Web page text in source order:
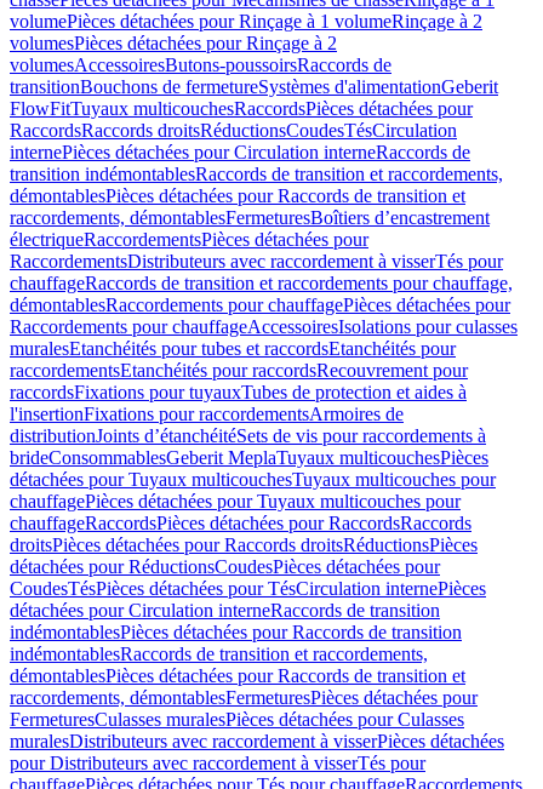
volumePièces détachées pour Rinçage à 1 volumeRinçage à 2
volumesPièces détachées pour Rinçage à 2
volumesAccessoiresButons-poussoirsRaccords de
transitionBouchons de fermetureSystèmes d'alimentationGeberit
FlowFitTuyaux multicouchesRaccordsPièces détachées pour
RaccordsRaccords droitsRéductionsCoudesTésCirculation
internePièces détachées pour Circulation interneRaccords de
transition indémontablesRaccords de transition et raccordements,
démontablesPièces détachées pour Raccords de transition et
raccordements, démontablesFermeturesBoîtiers d’encastrement
électriqueRaccordementsPièces détachées pour
RaccordementsDistributeurs avec raccordement à visserTés pour
chauffageRaccords de transition et raccordements pour chauffage,
démontablesRaccordements pour chauffagePièces détachées pour
Raccordements pour chauffageAccessoiresIsolations pour culasses
muralesEtanchéités pour tubes et raccordsEtanchéités pour
raccordementsEtanchéités pour raccordsRecouvrement pour
raccordsFixations pour tuyauxTubes de protection et aides à
l'insertionFixations pour raccordementsArmoires de
distributionJoints d’étanchéitéSets de vis pour raccordements à
brideConsommablesGeberit MeplaTuyaux multicouchesPièces
détachées pour Tuyaux multicouchesTuyaux multicouches pour
chauffagePièces détachées pour Tuyaux multicouches pour
chauffageRaccordsPièces détachées pour RaccordsRaccords
droitsPièces détachées pour Raccords droitsRéductionsPièces
détachées pour RéductionsCoudesPièces détachées pour
CoudesTésPièces détachées pour TésCirculation internePièces
détachées pour Circulation interneRaccords de transition
indémontablesPièces détachées pour Raccords de transition
indémontablesRaccords de transition et raccordements,
démontablesPièces détachées pour Raccords de transition et
raccordements, démontablesFermeturesPièces détachées pour
FermeturesCulasses muralesPièces détachées pour Culasses
muralesDistributeurs avec raccordement à visserPièces détachées
pour Distributeurs avec raccordement à visserTés pour
chauffagePièces détachées pour Tés pour chauffageRaccordements